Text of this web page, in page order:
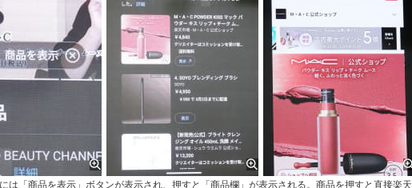
は「商品を表示」ボタンが表示され、押すと「商品欄」が表示される。商品を押すと直接楽天